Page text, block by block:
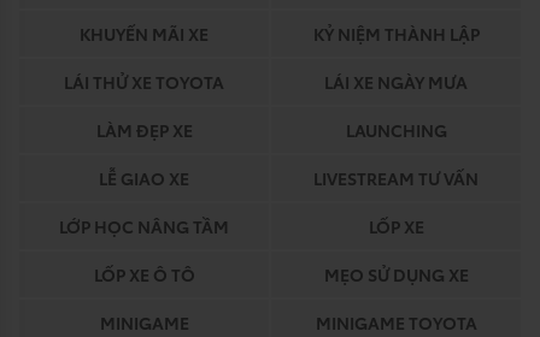
KHUYẾN MÃI XE
KỶ NIỆM THÀNH LẬP
LÁI THỬ XE TOYOTA
LÁI XE NGÀY MƯA
LÀM ĐẸP XE
LAUNCHING
LỄ GIAO XE
LIVESTREAM TƯ VẤN
LỚP HỌC NÂNG TẦM
LỐP XE
LỐP XE Ô TÔ
MẸO SỬ DỤNG XE
MINIGAME
MINIGAME TOYOTA